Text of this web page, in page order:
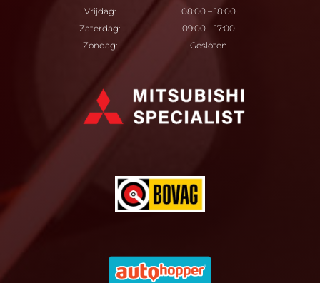
Vrijdag:
08:00 – 18:00
Zaterdag:
09:00 – 17:00
Zondag:
Gesloten